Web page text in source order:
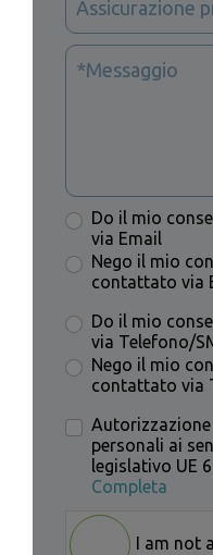
Do il mio
via Email
Nego il mio
contattato via
Do il mio
via Telefono/
Nego il mio
contattato via
personali ai
legislativo UE
Completa
I am not